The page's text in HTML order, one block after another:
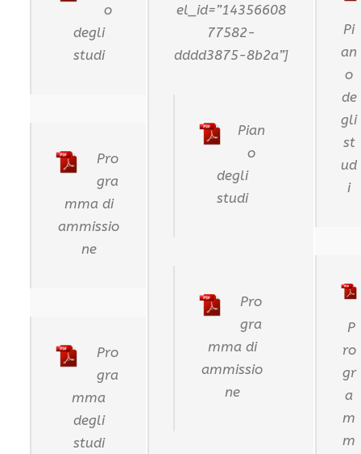
o
degli
studi
Pro
gra
mma di
ammissio
ne
Pro
gra
mma
degli
studi
el_id=”14356608
77582-
dddd3875-8b2a”]
Pian
o
degli
studi
Pro
gra
mma di
ammissio
ne
Pi
an
o
de
gli
st
ud
i
P
ro
gr
a
m
m